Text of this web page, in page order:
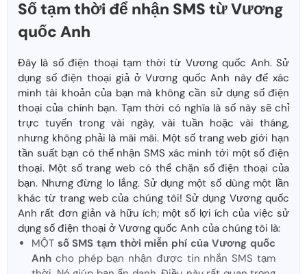
Số tạm thời để nhận SMS từ Vương
quốc Anh
Đây là số điện thoại tạm thời từ Vương quốc Anh. Sử
dụng số điện thoại giả ở Vương quốc Anh này để xác
minh tài khoản của bạn mà không cần sử dụng số điện
thoại của chính bạn. Tạm thời có nghĩa là số này sẽ chỉ
trực tuyến trong vài ngày, vài tuần hoặc vài tháng,
nhưng không phải là mãi mãi. Một số trang web giới hạn
tần suất bạn có thể nhận SMS xác minh tới một số điện
thoại. Một số trang web có thể chặn số điện thoại của
bạn. Nhưng đừng lo lắng. Sử dụng một số dùng một lần
khác từ trang web của chúng tôi! Sử dụng Vương quốc
Anh rất đơn giản và hữu ích; một số lợi ích của việc sử
dụng số điện thoại ở Vương quốc Anh của chúng tôi là:
MỘT số SMS tạm thời miễn phí của Vương quốc
Anh cho phép bạn nhận được tin nhắn SMS tạm